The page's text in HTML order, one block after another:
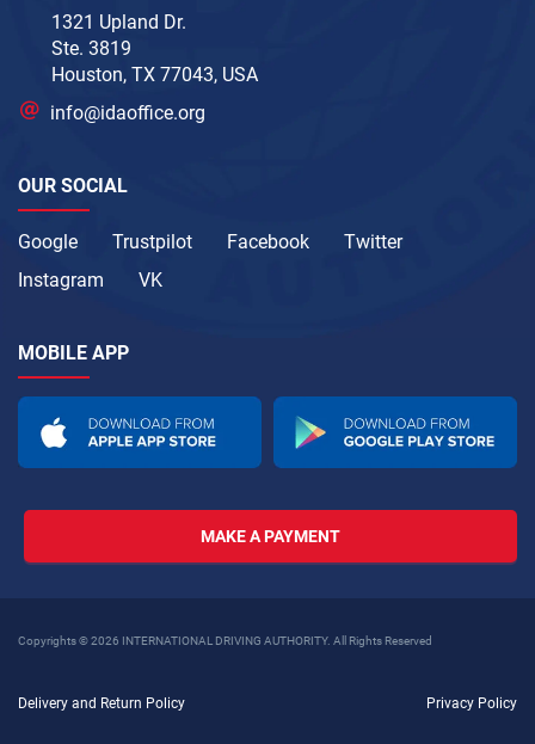
1321 Upland Dr.
Ste. 3819
Houston, TX 77043, USA
info@idaoffice.org
OUR SOCIAL
Google Trustpilot Facebook
Twitter
Instagram
VK
MOBILE APP
MAKE A PAYMENT
Copyrights © 2026 INTERNATIONAL DRIVING AUTHORITY. All Rights Reserved
Delivery and Return Policy Privacy Policy